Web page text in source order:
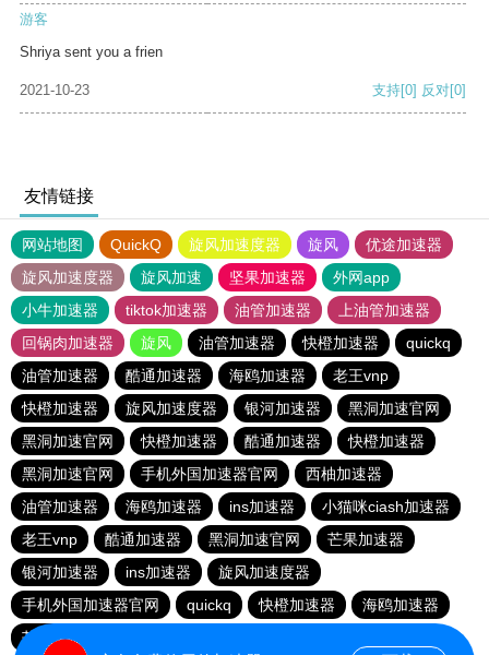
游客
Shriya sent you a frien
2021-10-23 支持[0] 反对[0]
友情链接
网站地图 QuickQ 旋风加速度器 旋风
优途加速器
旋风加速度器
旋风加速 坚果加速器
外网app
小牛加速器
tiktok加速器 油管加速器
上油管加速器
回锅肉加速器
旋风 油管加速器 快橙加速器
quickq
油管加速器
酷通加速器 海鸥加速器
老王vnp
快橙加速器
旋风加速度器 银河加速器
黑洞加速官网
黑洞加速官网
快橙加速器 酷通加速器
快橙加速器
黑洞加速官网
手机外国加速器官网
西柚加速器
油管加速器
海鸥加速器 ins加速器
小猫咪ciash加速器
老王vnp
酷通加速器 黑洞加速官网
芒果加速器
银河加速器
ins加速器
旋风加速度器
手机外国加速器官网
quickq 快橙加速器
海鸥加速器
芒果加速器